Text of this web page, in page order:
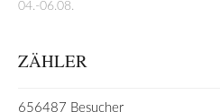
04.-06.08.
ZÄHLER
656487 Besucher